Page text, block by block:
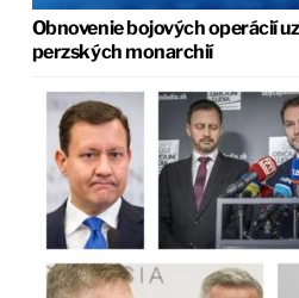
Obnovenie bojových operácií
perzských monarchií